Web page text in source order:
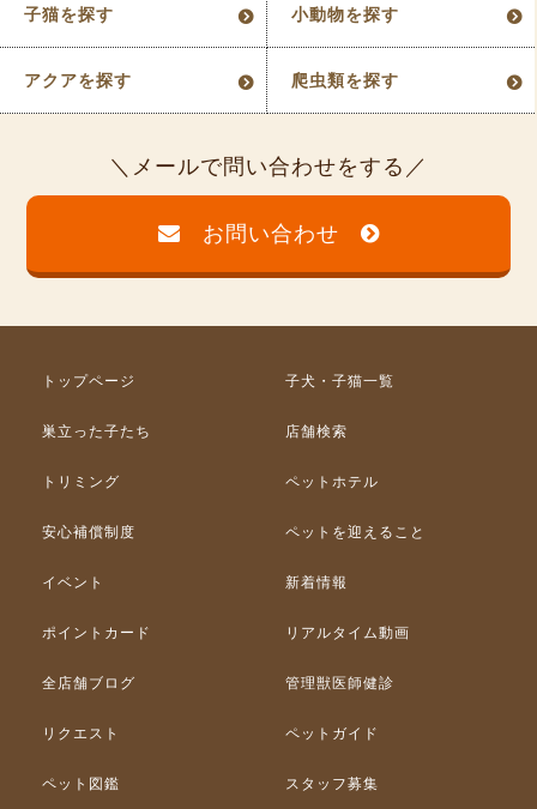
子猫を探す 小動物を探す
アクアを探す 爬虫類を探す
メールで問い合わせをする
お問い合わせ
トップページ 子犬・子猫一覧
巣立った子たち 店舗検索
トリミング ペットホテル
安心補償制度 ペットを迎えること
イベント 新着情報
ポイントカード リアルタイム動画
全店舗ブログ 管理獣医師健診
リクエスト ペットガイド
ペット図鑑 スタッフ募集